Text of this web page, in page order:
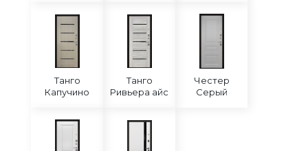
Танго
Капучино
Танго
Ривьера айс
Честер
Серый